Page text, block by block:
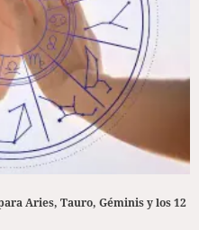
Aries, Tauro, Géminis y los 12